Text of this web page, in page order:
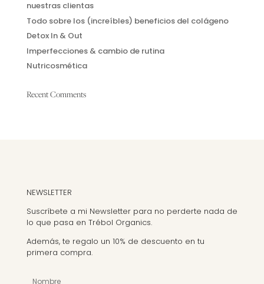
nuestras clientas
Todo sobre los (increíbles) beneficios del colágeno
Detox In & Out
Imperfecciones & cambio de rutina
Nutricosmética
Recent Comments
NEWSLETTER
Suscríbete a mi Newsletter para no perderte nada de
lo que pasa en Trébol Organics.
Además, te regalo un 10% de descuento en tu
primera compra.